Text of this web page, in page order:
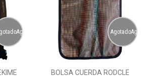
BOLSA CUERDA RODCLE